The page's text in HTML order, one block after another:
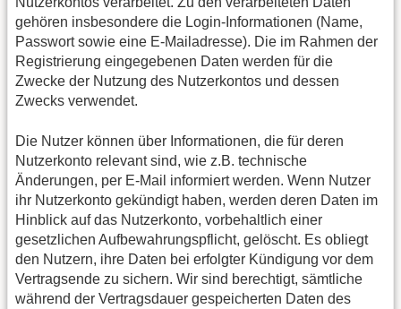
gehören insbesondere die Login-Informationen (Name,
Passwort sowie eine E-Mailadresse). Die im Rahmen der
Registrierung eingegebenen Daten werden für die
Zwecke der Nutzung des Nutzerkontos und dessen
Zwecks verwendet.
Die Nutzer können über Informationen, die für deren
Nutzerkonto relevant sind, wie z.B. technische
Änderungen, per E-Mail informiert werden. Wenn Nutzer
ihr Nutzerkonto gekündigt haben, werden deren Daten im
Hinblick auf das Nutzerkonto, vorbehaltlich einer
gesetzlichen Aufbewahrungspflicht, gelöscht. Es obliegt
den Nutzern, ihre Daten bei erfolgter Kündigung vor dem
Vertragsende zu sichern. Wir sind berechtigt, sämtliche
während der Vertragsdauer gespeicherten Daten des